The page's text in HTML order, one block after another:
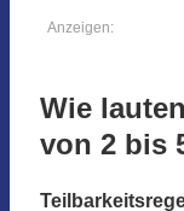
Anzeigen:
Wie
von 2 bis